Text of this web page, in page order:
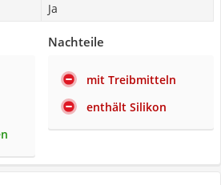
Ja
Nachteile
mit Treibmitteln
enthält Silikon